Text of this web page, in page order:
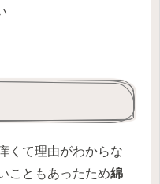
くて理由がわからな
こともあったため綿